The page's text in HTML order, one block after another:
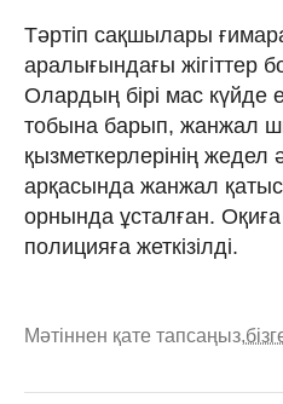
Тәртіп сақшылары
аралығындағы жігіттер
Олардың бірі мас күйде
тобына барып, жанжал
қызметкерлерінің жедел
арқасында жанжал
орнында ұсталған.
полицияға жеткізілді.
Мәтіннен қате тапсаңыз,